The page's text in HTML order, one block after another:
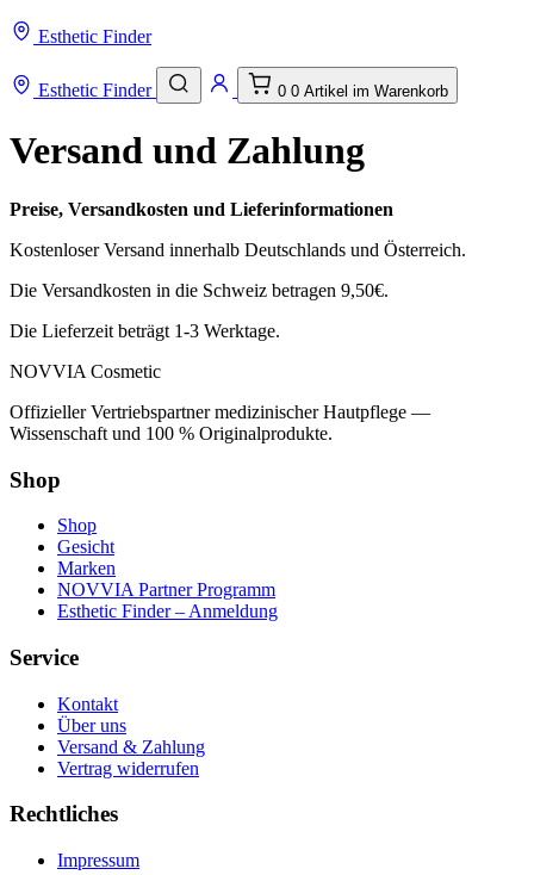
Esthetic Finder
Esthetic Finder 0 0 Artikel im Warenkorb
Versand und Zahlung
Preise, Versandkosten und Lieferinformationen
Kostenloser Versand innerhalb Deutschlands und Österreich.
Die Versandkosten in die Schweiz betragen 9,50€.
Die Lieferzeit beträgt 1-3 Werktage.
NOVVIA Cosmetic
Offizieller Vertriebspartner medizinischer Hautpflege —
Wissenschaft und 100 % Originalprodukte.
Shop
Shop
Gesicht
Marken
NOVVIA Partner Programm
Esthetic Finder – Anmeldung
Service
Kontakt
Über uns
Versand & Zahlung
Vertrag widerrufen
Rechtliches
Impressum